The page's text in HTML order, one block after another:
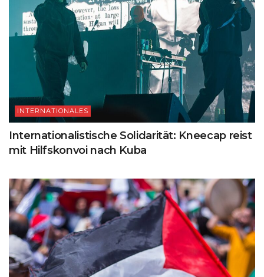
INTERNATIONALES
Internationalistische Solidarität: Kneecap reist
mit Hilfskonvoi nach Kuba